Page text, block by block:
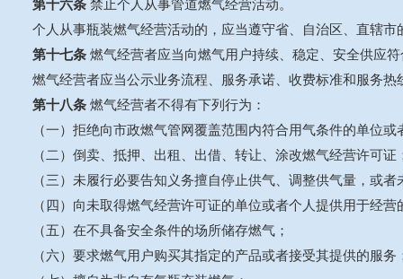
第十六条 禁止个人从事管道燃气经营活动。
个人从事瓶装燃气经营活动的，应当遵守省、自治区、直辖市
第十七条 燃气经营者应当向燃气用户持续、稳定、安全供应
燃气经营者应当公示业务流程、服务承诺、收费标准和服务
第十八条 燃气经营者不得有下列行为：
（一）拒绝向市政燃气管网覆盖范围内符合用气条件的单位或
（二）倒卖、抵押、出租、出借、转让、涂改燃气经营许可证
（三）未履行必要告知义务擅自停止供气、调整供气量，或者
（四）向未取得燃气经营许可证的单位或者个人提供用于经营
（五）在不具备安全条件的场所储存燃气；
（六）要求燃气用户购买其指定的产品或者接受其提供的服务